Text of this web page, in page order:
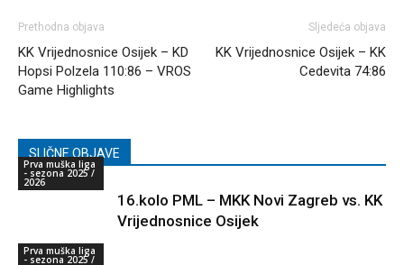
Prethodna objava
KK Vrijednosnice Osijek – KD
Hopsi Polzela 110:86 – VROS
Game Highlights
Sljedeća objava
KK Vrijednosnice Osijek – KK
Cedevita 74:86
SLIČNE OBJAVE
Prva muška liga
- sezona 2025 /
2026
16.kolo PML – MKK Novi Zagreb vs. KK
Vrijednosnice Osijek
Prva muška liga
- sezona 2025 /